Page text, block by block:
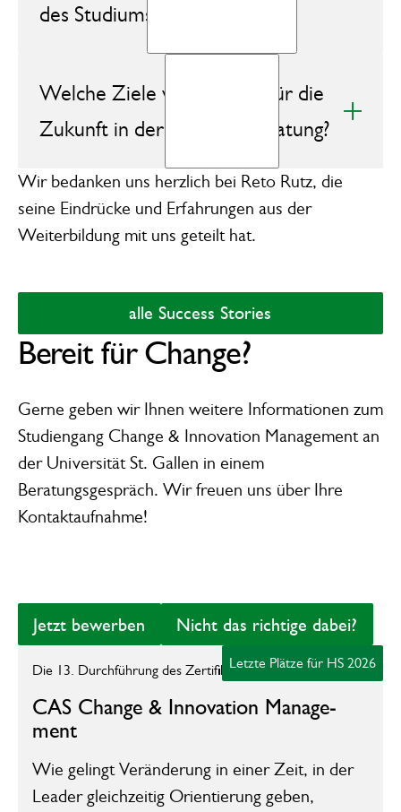
des Studiums durchgemacht?
Welche Ziele verfolgst du für die
Zukunft in der Strategieberatung?
Wir bedanken uns herzlich bei Reto Rutz, die
seine Eindrücke und Erfahrungen aus der
Weiterbildung mit uns geteilt hat.
alle Success Stories
alle Success Stories
Bereit für Change?
Gerne geben wir Ihnen weitere Informationen zum
Studiengang Change & Innovation Managementan
der Universität St. Gallen in einem
Beratungsgespräch. Wir freuen uns über Ihre
Kontaktaufnahme!
Jetzt bewerben
Jetzt bewerben
Nicht das richtige
Nicht das richtige dabei?
Letzte Plätze für HS 2026
Die 13. Durchführung des Zertifikatsstudiengangs
CAS Change &­ ​­­Inno­vation Manage­
ment­
Wie gelingt Veränderung in einer Zeit, in der
Leader gleichzeitig Orientierung geben,